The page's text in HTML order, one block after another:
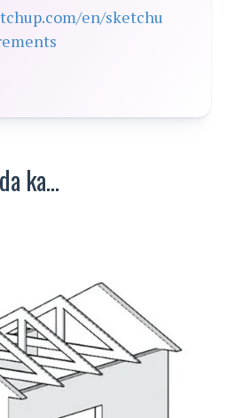
en/sketchu
ka…